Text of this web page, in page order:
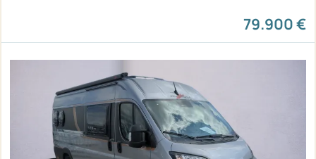
79.900 €